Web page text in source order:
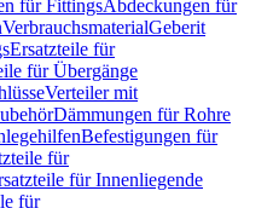
für FittingsAbdeckungen für
VerbrauchsmaterialGeberit
Ersatzteile für
für Übergänge
Verteiler mit
Dämmungen für Rohre
Befestigungen für
für
für Innenliegende
für